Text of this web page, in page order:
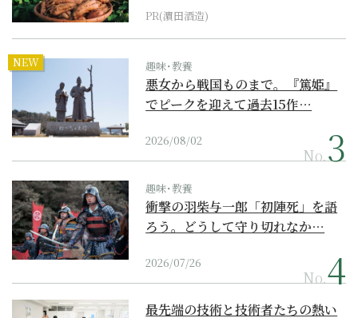
PR(濵田酒造)
NEW 趣味･教養
悪女から戦国ものまで。『篤姫』
でピークを迎えて過去15作…
2026/08/02
No.
趣味･教養
衝撃の羽柴与一郎「初陣死」を語
ろう。どうして守り切れなか…
2026/07/26
No.
最先端の技術と技術者たちの熱い